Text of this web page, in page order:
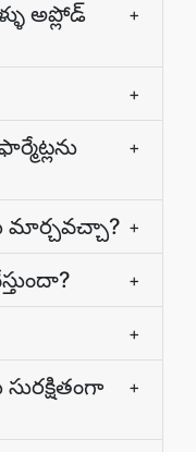
అప్లోడ్
+
+
+
మార్చవచ్చా? +
+
+
+